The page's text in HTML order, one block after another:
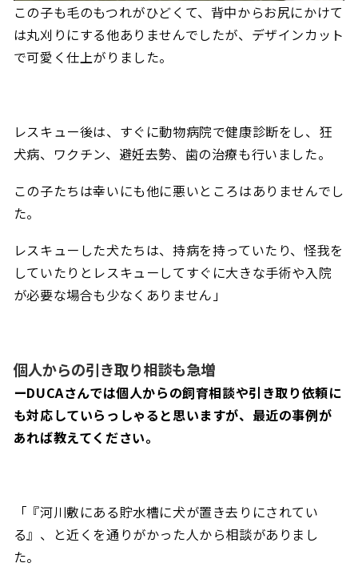
この子も毛のもつれがひどくて、背中からお尻にかけて
は丸刈りにする他ありませんでしたが、デザインカット
で可愛く仕上がりました。
レスキュー後は、すぐに動物病院で健康診断をし、狂
犬病、ワクチン、避妊去勢、歯の治療も行いました。
この子たちは幸いにも他に悪いところはありませんでし
た。
レスキューした犬たちは、持病を持っていたり、怪我を
していたりとレスキューしてすぐに大きな手術や入院
が必要な場合も少なくありません」
個人からの引き取り相談も急増
ーDUCAさんでは個人からの飼育相談や引き取り依頼に
も対応していらっしゃると思いますが、最近の事例が
あれば教えてください。
「『河川敷にある貯水槽に犬が置き去りにされてい
る』、と近くを通りがかった人から相談がありまし
た。